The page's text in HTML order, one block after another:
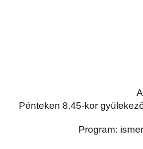
Pénteken 8.45-kor
Program: